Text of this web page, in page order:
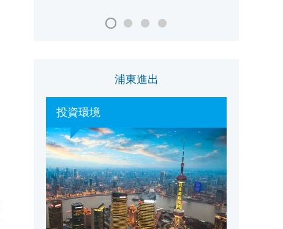
浦東進出
投資環境